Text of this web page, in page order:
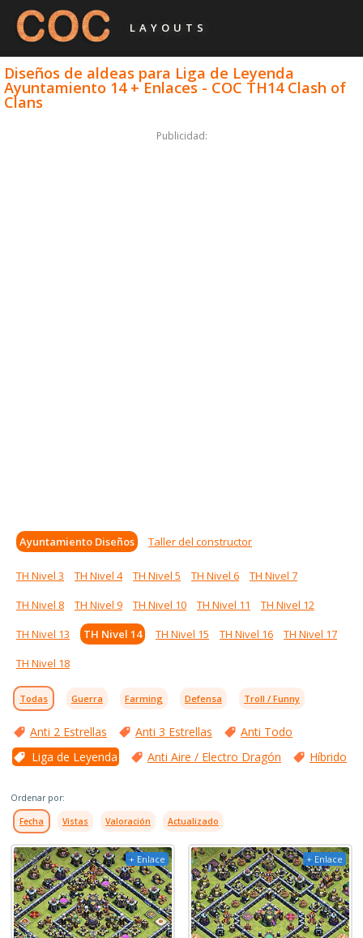
LAYOUTS
Diseños de aldeas para Liga de Leyenda
Ayuntamiento 14 + Enlaces - COC TH14 Clash of
Clans
Publicidad:
Ayuntamiento Diseños Taller del constructor
TH Nivel 3 TH Nivel 4 TH Nivel 5 TH Nivel 6
TH Nivel 7
TH Nivel 8
TH Nivel 9 TH Nivel 10 TH Nivel 11
TH Nivel 12
TH Nivel 13
TH Nivel 14 TH Nivel 15 TH Nivel 16
TH Nivel 17
TH Nivel 18
Todas Guerra Farming Defensa Troll / Funny
Anti 2 Estrellas Anti 3 Estrellas
Anti Todo
Liga de Leyenda
Anti Aire / Electro Dragón Híbrido
Ordenar por:
Fecha Vistas Valoración Actualizado
+ Enlace + Enlace